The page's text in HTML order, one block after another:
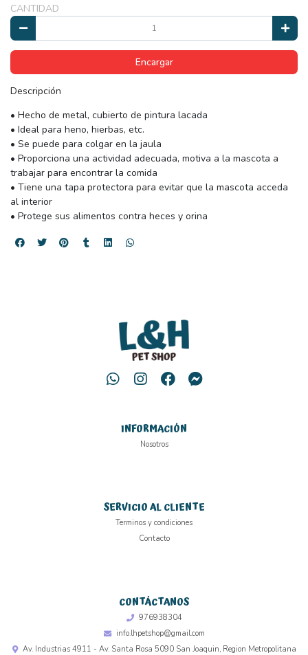
CANTIDAD
Encargar
Descripción
• Hecho de metal, cubierto de pintura lacada
• Ideal para heno, hierbas, etc.
• Se puede para colgar en la jaula
• Proporciona una actividad adecuada, motiva a la mascota a
trabajar para encontrar la comida
• Tiene una tapa protectora para evitar que la mascota acceda
al interior
• Protege sus alimentos contra heces y orina
INFORMACIÓN
Nosotros
SERVICIO AL CLIENTE
Terminos y condiciones
Contacto
CONTÁCTANOS
976938304
info.lhpetshop@gmail.com
Av. Industrias 4911 - Av. Santa Rosa 5090 San Joaquin, Region Metropolitana